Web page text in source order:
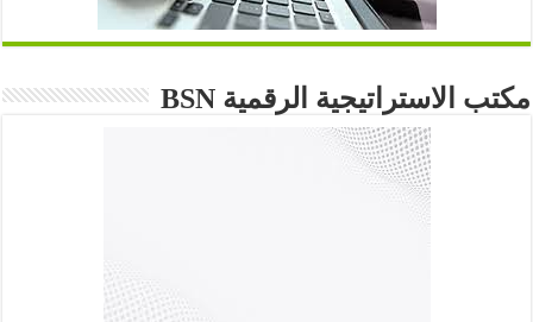
مكتب الاستراتيجية الرقمية BSN